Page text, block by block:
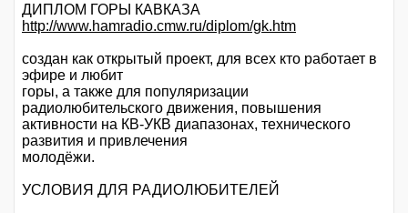
ДИПЛОМ ГОРЫ КАВКАЗА
http://www.hamradio.cmw.ru/diplom/gk.htm
cоздан как открытый проект, для всех кто работает в
эфире и любит
горы, а также для популяризации
радиолюбительского движения, повышения
активности на КВ-УКВ диапазонах, технического
развития и привлечения
молодёжи.
УСЛОВИЯ ДЛЯ РАДИОЛЮБИТЕЛЕЙ